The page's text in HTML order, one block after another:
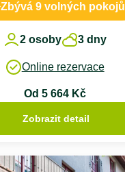
Zbývá 9 volných pokojů
2 osoby 3 dny
Online rezervace
Od 5 664 Kč
Zobrazit detail